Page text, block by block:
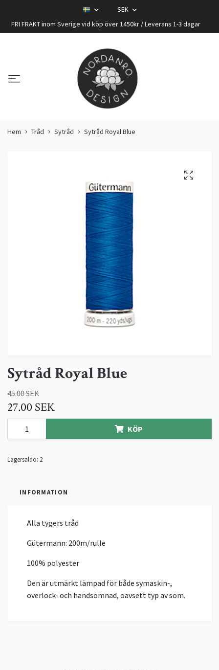
SEK
FRI FRAKT inom Sverige vid köp över 1450kr / Leverans 1-3 dagar
Hem Tråd Sytråd Sytråd Royal Blue
Sytråd Royal Blue
45.00 SEK
27.00 SEK
KÖP
Lagersaldo: 2
INFORMATION
Alla tygers tråd
Gütermann: 200m/rulle
100% polyester
Den är utmärkt lämpad för både symaskin-,
overlock- och handsömnad, oavsett typ av söm.